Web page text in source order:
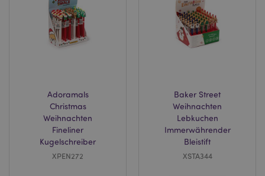
Adoramals
Christmas
Weihnachten
Fineliner
Kugelschreiber
XPEN272
Baker Street
Weihnachten
Lebkuchen
Immerwährender
Bleistift
XSTA344